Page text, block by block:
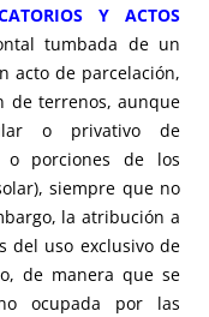
Y ACTOS
tumbada de un
acto de parcelación,
de terrenos, aunque
o privativo de
o porciones de los
siempre que no
la atribución a
del uso exclusivo de
de manera que se
ocupada por las